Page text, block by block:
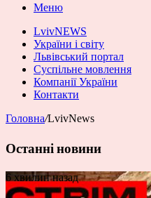
Меню
LvivNEWS
України і світу
Львівський портал
Суспільне мовлення
Компанії України
Контакти
Головна/LvivNews
Останні новини
6 хвилин назад